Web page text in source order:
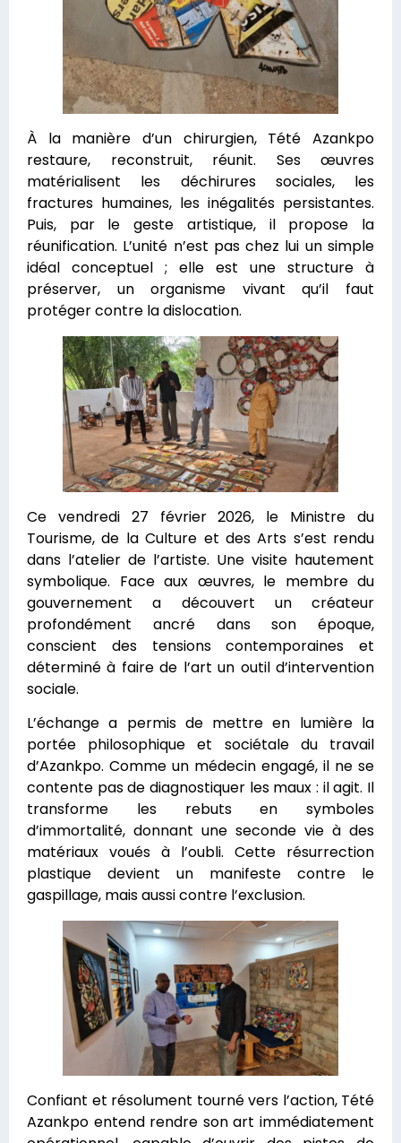
À la manière d’un chirurgien, Tété Azankpo
restaure, reconstruit, réunit. Ses œuvres
matérialisent les déchirures sociales, les
fractures humaines, les inégalités persistantes.
Puis, par le geste artistique, il propose la
réunification. L’unité n’est pas chez lui un simple
idéal conceptuel ; elle est une structure à
préserver, un organisme vivant qu’il faut
protéger contre la dislocation.
Ce vendredi 27 février 2026, le Ministre du
Tourisme, de la Culture et des Arts s’est rendu
dans l’atelier de l’artiste. Une visite hautement
symbolique. Face aux œuvres, le membre du
gouvernement a découvert un créateur
profondément ancré dans son époque,
conscient des tensions contemporaines et
déterminé à faire de l’art un outil d’intervention
sociale.
L’échange a permis de mettre en lumière la
portée philosophique et sociétale du travail
d’Azankpo. Comme un médecin engagé, il ne se
contente pas de diagnostiquer les maux : il agit. Il
transforme les rebuts en symboles
d’immortalité, donnant une seconde vie à des
matériaux voués à l’oubli. Cette résurrection
plastique devient un manifeste contre le
gaspillage, mais aussi contre l’exclusion.
Confiant et résolument tourné vers l’action, Tété
Azankpo entend rendre son art immédiatement